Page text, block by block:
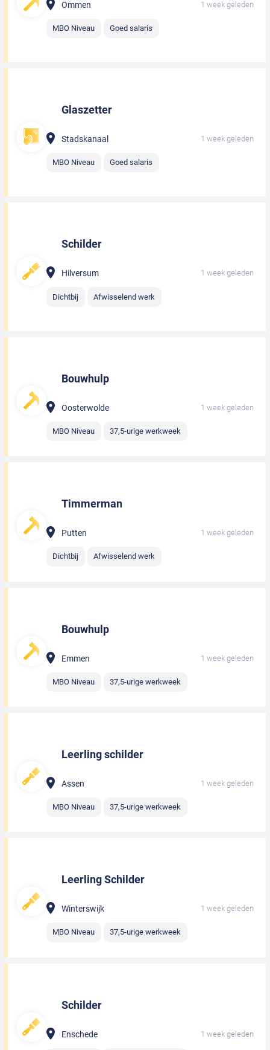
Ommen 1 week geleden
MBO Niveau Goed salaris
Glaszetter
Stadskanaal 1 week geleden
MBO Niveau Goed salaris
Schilder
Hilversum 1 week geleden
Dichtbij Afwisselend werk
Bouwhulp
Oosterwolde 1 week geleden
MBO Niveau 37,5-urige werkweek
Timmerman
Putten 1 week geleden
Dichtbij Afwisselend werk
Bouwhulp
Emmen 1 week geleden
MBO Niveau 37,5-urige werkweek
Leerling schilder
Assen 1 week geleden
MBO Niveau 37,5-urige werkweek
Leerling Schilder
Winterswijk 1 week geleden
MBO Niveau 37,5-urige werkweek
Schilder
Enschede 1 week geleden